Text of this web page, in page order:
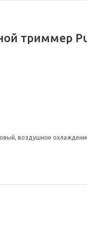
триммер
воздушное